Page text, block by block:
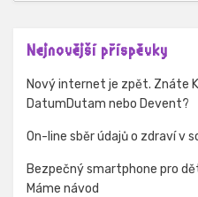
Nejnovější příspěvky
Nový internet je zpět. Znáte
DatumDutam nebo Devent?
On-line sběr údajů o zdraví v
Bezpečný smartphone pro
Máme návod